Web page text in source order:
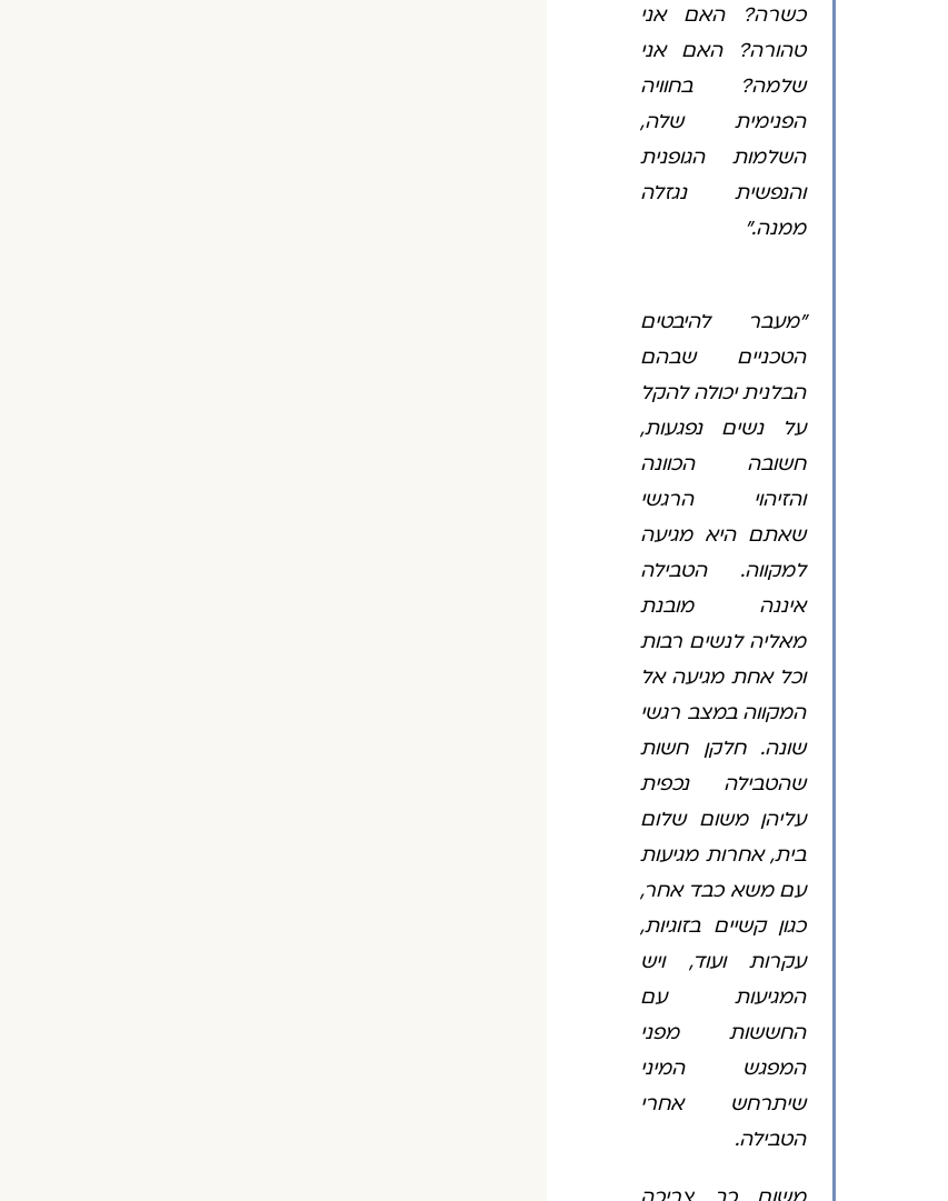
כשרה? האם אני
טהורה? האם אני
שלמה? בחוויה
הפנימית שלה,
השלמות הגופנית
והנפשית נגזלה
ממנה."
"מעבר להיבטים
הטכניים שבהם
הבלנית יכולה להקל
על נשים נפגעות,
חשובה הכוונה
והזיהוי הרגשי
שאתם היא מגיעה
למקווה. הטבילה
איננה מובנת
מאליה לנשים רבות
וכל אחת מגיעה אל
המקווה במצב רגשי
שונה. חלקן חשות
שהטבילה נכפית
עליהן משום שלום
בית, אחרות מגיעות
עם משא כבד אחר,
כגון קשיים בזוגיות,
עקרות ועוד, ויש
המגיעות עם
החששות מפני
המפגש המיני
שיתרחש אחרי
הטבילה.